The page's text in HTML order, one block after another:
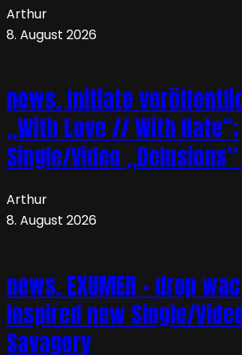
Arthur
8. August 2026
news. Initiate
„With Love // With Hate“;
Single/Video
Arthur
8. August 2026
news. EXUMER – drop
inspired new Single/
Savagery